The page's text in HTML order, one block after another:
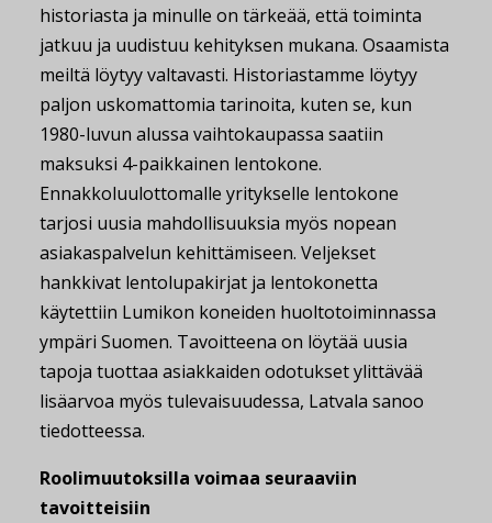
historiasta ja minulle on tärkeää, että toiminta
jatkuu ja uudistuu kehityksen mukana. Osaamista
meiltä löytyy valtavasti. Historiastamme löytyy
paljon uskomattomia tarinoita, kuten se, kun
1980-luvun alussa vaihtokaupassa saatiin
maksuksi 4-paikkainen lentokone.
Ennakkoluulottomalle yritykselle lentokone
tarjosi uusia mahdollisuuksia myös nopean
asiakaspalvelun kehittämiseen. Veljekset
hankkivat lentolupakirjat ja lentokonetta
käytettiin Lumikon koneiden huoltotoiminnassa
ympäri Suomen. Tavoitteena on löytää uusia
tapoja tuottaa asiakkaiden odotukset ylittävää
lisäarvoa myös tulevaisuudessa, Latvala sanoo
tiedotteessa.
Roolimuutoksilla voimaa seuraaviin
tavoitteisiin